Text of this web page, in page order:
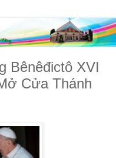
Bênêđictô XVI
Cửa Thánh